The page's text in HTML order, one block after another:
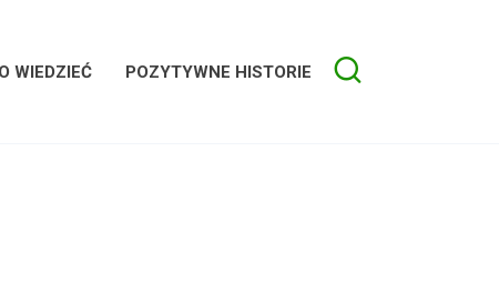
WIEDZIEĆ POZYTYWNE HISTORIE